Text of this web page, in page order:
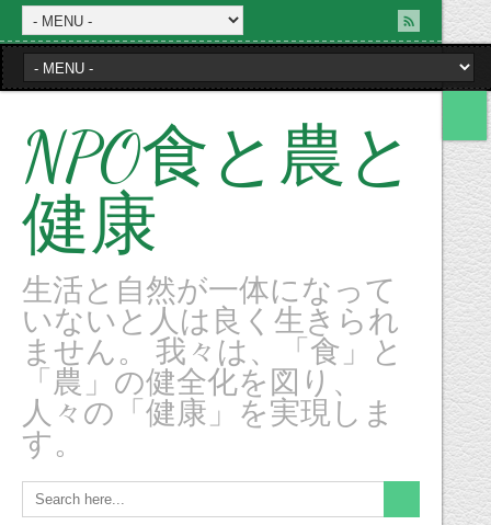
NPO食と農と
健康
生活と自然が一体になって
いないと人は良く生きられ
ません。 我々は、「食」と
「農」の健全化を図り、
人々の「健康」を実現しま
す。